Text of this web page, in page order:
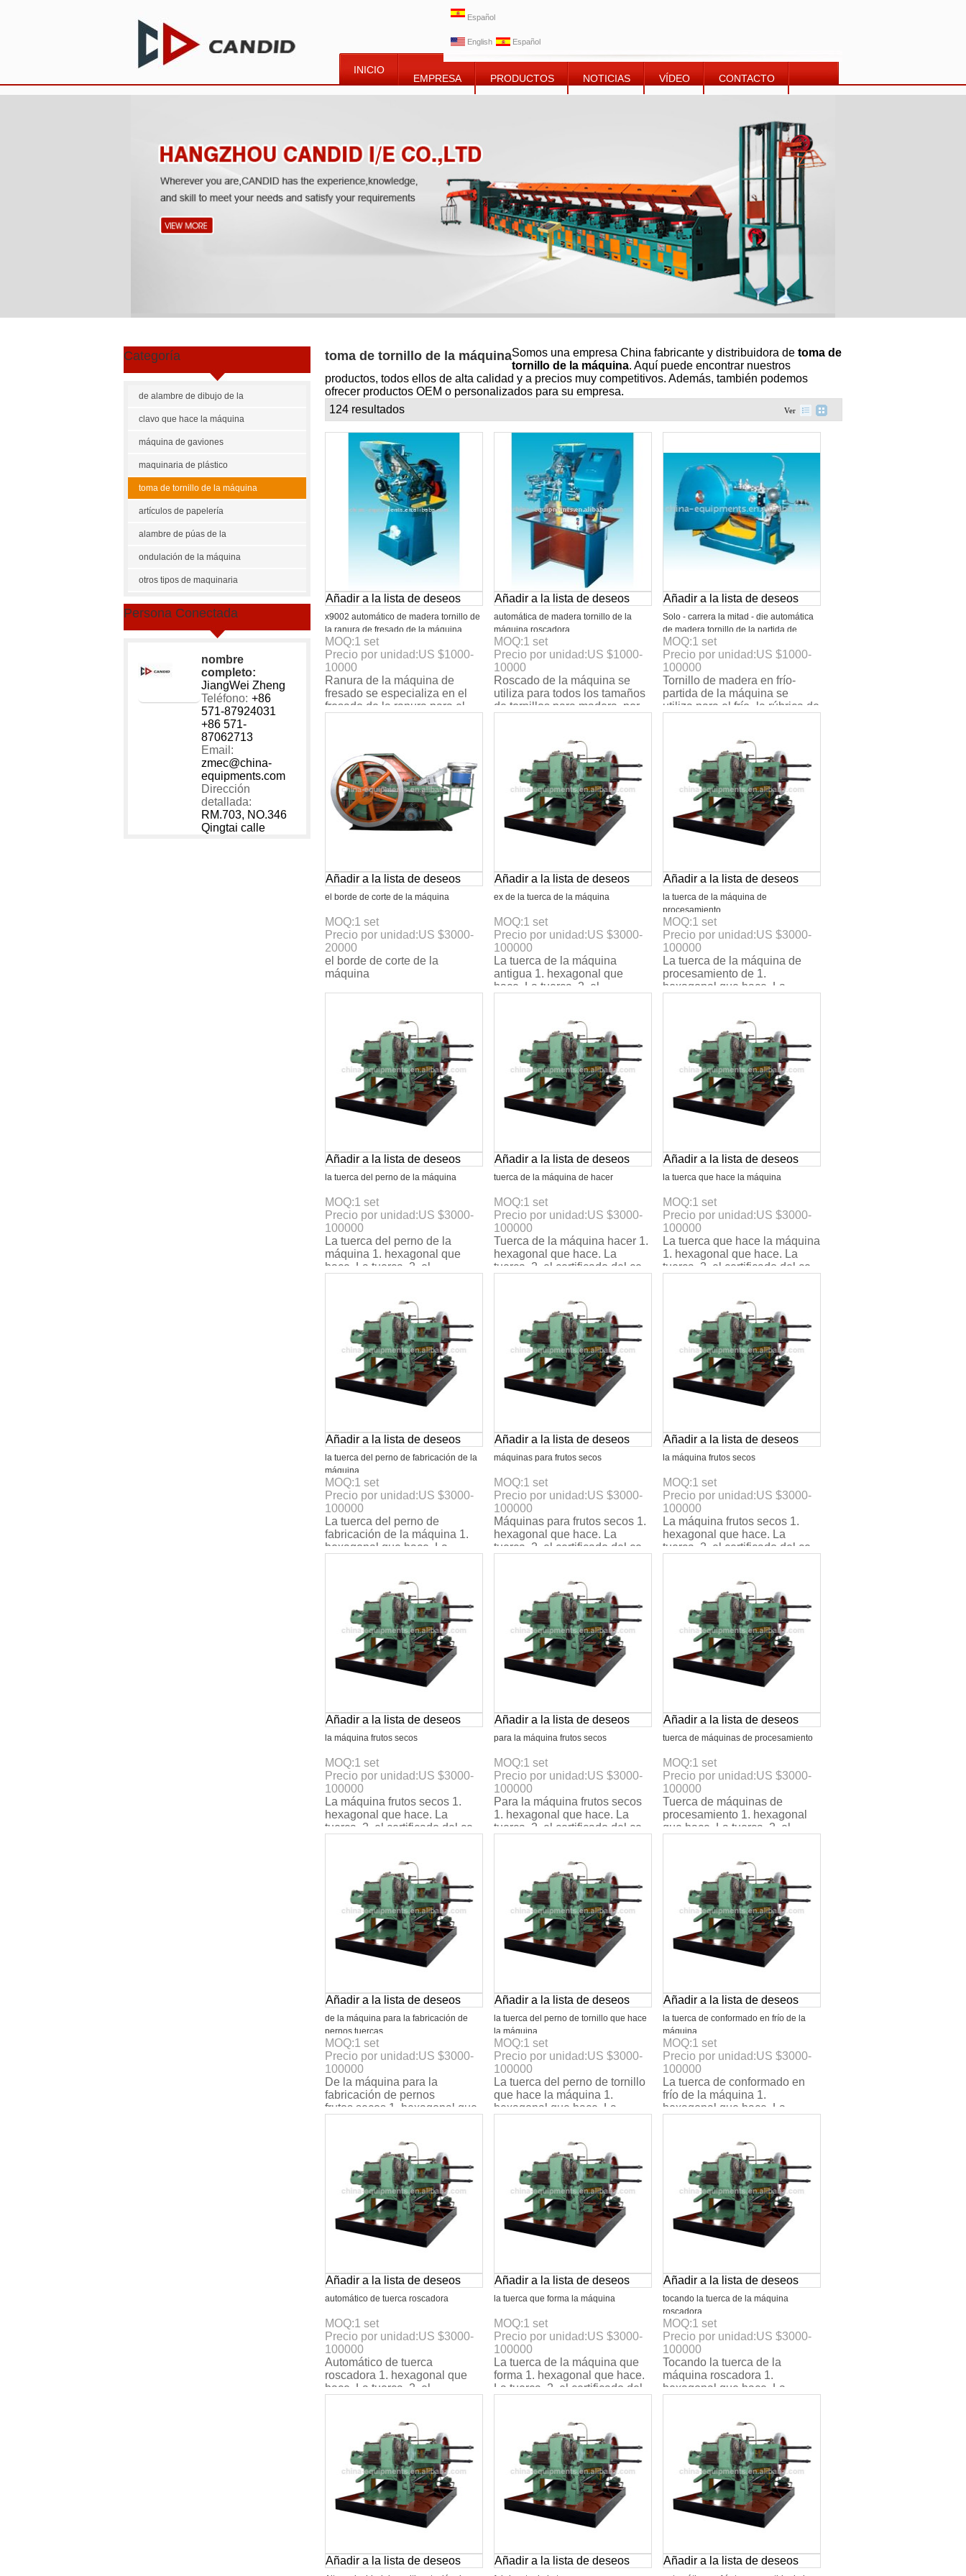
Español
English Español
INICIO
EMPRESA PRODUCTOS NOTICIAS VÍDEO CONTACTO
Categoría
de alambre de dibujo de la
máquina
clavo que hace la máquina
máquina de gaviones
maquinaria de plástico
toma de tornillo de la máquina
artículos de papelería
maquinaria
alambre de púas de la
máquina
ondulación de la máquina
otros tipos de maquinaria
Persona Conectada
nombre
completo:
JiangWei Zheng
Teléfono: +86
571-87924031
+86 571-
87062713
Email:
zmec@china-
equipments.com
Dirección
detallada:
RM.703, NO.346
Qingtai calle
toma de tornillo de la máquinaSomos una empresa China fabricante y distribuidora de toma de
tornillo de la máquina. Aquí puede encontrar nuestros
productos, todos ellos de alta calidad y a precios muy competitivos. Además, también podemos
ofrecer productos OEM o personalizados para su empresa.
124 resultados
Ver
Añadir a la lista de deseos
x9002 automático de madera tornillo de
la ranura de fresado de la máquina
MOQ:1 set
Precio por unidad:US $1000-
10000
Ranura de la máquina de
fresado se especializa en el
fresado de la ranura para el
Añadir a la lista de deseos
automática de madera tornillo de la
máquina roscadora
MOQ:1 set
Precio por unidad:US $1000-
10000
Roscado de la máquina se
utiliza para todos los tamaños
de tornillos para madera, por
Añadir a la lista de deseos
Solo - carrera la mitad - die automática
de madera tornillo de la partida de
maquinaria
MOQ:1 set
Precio por unidad:US $1000-
100000
Tornillo de madera en frío-
partida de la máquina se
utiliza para el frío- la rúbrica de
Añadir a la lista de deseos
el borde de corte de la máquina
MOQ:1 set
Precio por unidad:US $3000-
20000
el borde de corte de la
máquina
Añadir a la lista de deseos
ex de la tuerca de la máquina
MOQ:1 set
Precio por unidad:US $3000-
100000
La tuerca de la máquina
antigua 1. hexagonal que
hace. La tuerca. 2. el
Añadir a la lista de deseos
la tuerca de la máquina de
procesamiento
MOQ:1 set
Precio por unidad:US $3000-
100000
La tuerca de la máquina de
procesamiento de 1.
hexagonal que hace. La
Añadir a la lista de deseos
la tuerca del perno de la máquina
MOQ:1 set
Precio por unidad:US $3000-
100000
La tuerca del perno de la
máquina 1. hexagonal que
hace. La tuerca. 2. el
Añadir a la lista de deseos
tuerca de la máquina de hacer
MOQ:1 set
Precio por unidad:US $3000-
100000
Tuerca de la máquina hacer 1.
hexagonal que hace. La
tuerca. 2. el certificado del ce.
Añadir a la lista de deseos
la tuerca que hace la máquina
MOQ:1 set
Precio por unidad:US $3000-
100000
La tuerca que hace la máquina
1. hexagonal que hace. La
tuerca. 2. el certificado del ce.
Añadir a la lista de deseos
la tuerca del perno de fabricación de la
máquina
MOQ:1 set
Precio por unidad:US $3000-
100000
La tuerca del perno de
fabricación de la máquina 1.
hexagonal que hace. La
Añadir a la lista de deseos
máquinas para frutos secos
MOQ:1 set
Precio por unidad:US $3000-
100000
Máquinas para frutos secos 1.
hexagonal que hace. La
tuerca. 2. el certificado del ce.
Añadir a la lista de deseos
la máquina frutos secos
MOQ:1 set
Precio por unidad:US $3000-
100000
La máquina frutos secos 1.
hexagonal que hace. La
tuerca. 2. el certificado del ce.
Añadir a la lista de deseos
la máquina frutos secos
MOQ:1 set
Precio por unidad:US $3000-
100000
La máquina frutos secos 1.
hexagonal que hace. La
tuerca. 2. el certificado del ce.
Añadir a la lista de deseos
para la máquina frutos secos
MOQ:1 set
Precio por unidad:US $3000-
100000
Para la máquina frutos secos
1. hexagonal que hace. La
tuerca. 2. el certificado del ce.
Añadir a la lista de deseos
tuerca de máquinas de procesamiento
MOQ:1 set
Precio por unidad:US $3000-
100000
Tuerca de máquinas de
procesamiento 1. hexagonal
que hace. La tuerca. 2. el
Añadir a la lista de deseos
de la máquina para la fabricación de
pernos tuercas
MOQ:1 set
Precio por unidad:US $3000-
100000
De la máquina para la
fabricación de pernos
frutos secos 1. hexagonal que
Añadir a la lista de deseos
la tuerca del perno de tornillo que hace
la máquina
MOQ:1 set
Precio por unidad:US $3000-
100000
La tuerca del perno de tornillo
que hace la máquina 1.
hexagonal que hace. La
Añadir a la lista de deseos
la tuerca de conformado en frío de la
máquina
MOQ:1 set
Precio por unidad:US $3000-
100000
La tuerca de conformado en
frío de la máquina 1.
hexagonal que hace. La
Añadir a la lista de deseos
automático de tuerca roscadora
MOQ:1 set
Precio por unidad:US $3000-
100000
Automático de tuerca
roscadora 1. hexagonal que
hace. La tuerca. 2. el
Añadir a la lista de deseos
la tuerca que forma la máquina
MOQ:1 set
Precio por unidad:US $3000-
100000
La tuerca de la máquina que
forma 1. hexagonal que hace.
La tuerca. 2. el certificado del
Añadir a la lista de deseos
tocando la tuerca de la máquina
roscadora
MOQ:1 set
Precio por unidad:US $3000-
100000
Tocando la tuerca de la
máquina roscadora 1.
hexagonal que hace. La
Añadir a la lista de deseos Añadir a la lista de deseos Añadir a la lista de deseos